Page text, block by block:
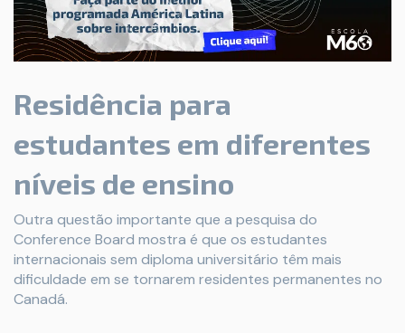
Residência para
estudantes em diferentes
níveis de ensino
Outra questão importante que a pesquisa do
Conference Board mostra é que os estudantes
internacionais sem diploma universitário têm mais
dificuldade em se tornarem residentes permanentes no
Canadá.